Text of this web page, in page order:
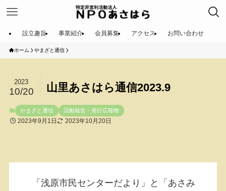
設立趣旨 事業紹介 会員募集 アクセス お問い合わせ
ホーム やまざと通信
山里あさはら通信2023.9
2023
10/20
やまざと通信 活動報告・発行広報物
2023年9月1日 2023年10月20日
「浅原市民センターだより」と「あさみ